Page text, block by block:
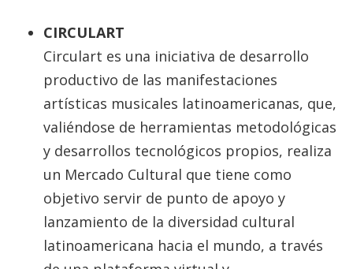
CIRCULART
Circulart es una iniciativa de desarrollo
productivo de las manifestaciones
artísticas musicales latinoamericanas, que,
valiéndose de herramientas metodológicas
y desarrollos tecnológicos propios, realiza
un Mercado Cultural que tiene como
objetivo servir de punto de apoyo y
lanzamiento de la diversidad cultural
latinoamericana hacia el mundo, a través